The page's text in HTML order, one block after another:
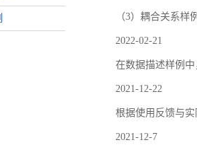
（3）耦合关系
2022-02-21
在数据描述样例
2021-12-22
根据使用反馈与
2021-12-7